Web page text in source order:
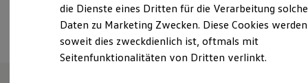
Volkswagen R und R Experience
R-Modelle
Driving Experience
Volkswagen entdecken
Ansprechpartner
die Dienste eines Dritten für die Verarbeitung
Daten zu Marketing Zwecken. Diese Cookies
soweit dies zweckdienlich ist, oftmals mit
Seitenfunktionalitäten von Dritten verlinkt.